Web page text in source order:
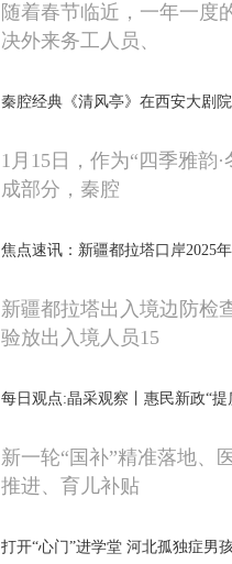
随着春节临近，一年一度
决外来务工人员、
秦腔经典《清风亭》在西安大剧
1月15日，作为“四季雅韵
成部分，秦腔
焦点速讯：新疆都拉塔口岸2025
新疆都拉塔出入境边防检
验放出入境人员15
每日观点:晶采观察丨惠民新政“
新一轮“国补”精准落地、
推进、育儿补贴
打开“心门”进学堂 河北孤独症男